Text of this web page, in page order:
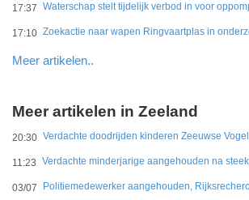
17:37
17:10
Meer artikelen..
Meer artikelen in Zeeland
20:30
11:23 Verdachte minderjarige aangehouden na
03/07 Politiemedewerker aangehouden,